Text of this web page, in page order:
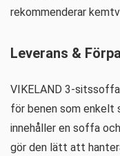
rekommenderar
Leverans &
VIKELAND 3-
för benen som enkelt
innehåller en soffa
gör den lätt att